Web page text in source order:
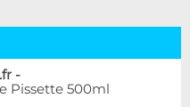
-
Pissette 500ml